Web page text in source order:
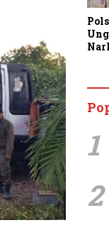
1
2